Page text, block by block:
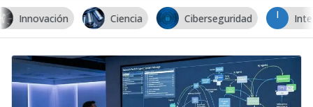
Ciencia Ciberseguridad I Inteligencia Artificial